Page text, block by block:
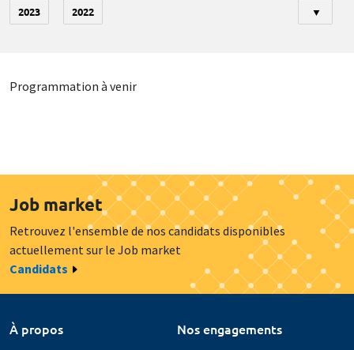
2023 2022 ▼
Programmation à venir
Job market
Retrouvez l'ensemble de nos candidats disponibles
actuellement sur le Job market
Candidats
À propos
Nos engagements